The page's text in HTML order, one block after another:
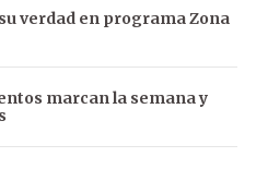
verdad en programa Zona
marcan la semana y